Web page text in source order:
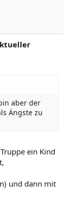
aber der
Ängste zu
ein Kind
und dann mit